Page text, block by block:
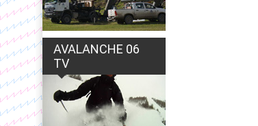
AVALANCHE 06
TV